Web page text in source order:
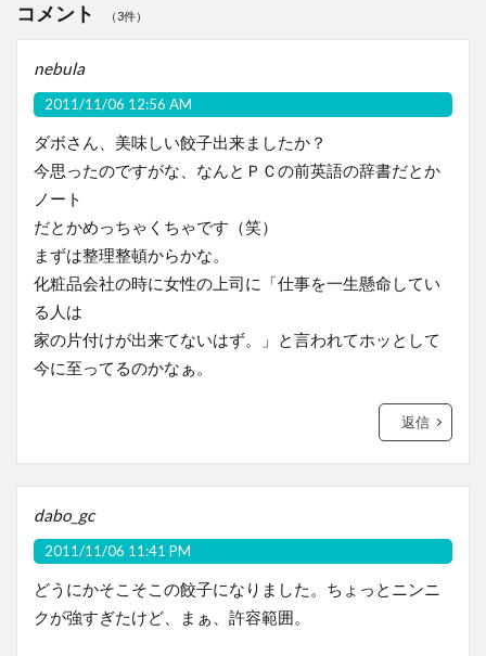
コメント （3件）
nebula
2011/11/06 12:56 AM
ダボさん、美味しい餃子出来ましたか？
今思ったのですがな、なんとＰＣの前英語の辞書だとか
ノート
だとかめっちゃくちゃです（笑）
まずは整理整頓からかな。
化粧品会社の時に女性の上司に「仕事を一生懸命してい
る人は
家の片付けが出来てないはず。」と言われてホッとして
今に至ってるのかなぁ。
返信
dabo_gc
2011/11/06 11:41 PM
どうにかそこそこの餃子になりました。ちょっとニンニ
クが強すぎたけど、まぁ、許容範囲。